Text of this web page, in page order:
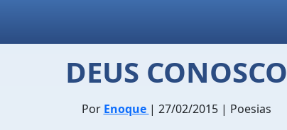
DEUS CONOSCO
Por Enoque | 27/02/2015 | Poesias